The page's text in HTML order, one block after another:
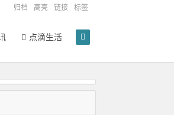
归档 高亮 链接 标签
点滴生活